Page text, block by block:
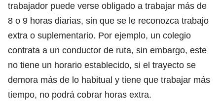
trabajador puede verse obligado a trabajar más de
8 o 9 horas diarias, sin que se le reconozca trabajo
extra o suplementario. Por ejemplo, un colegio
contrata a un conductor de ruta, sin embargo, este
no tiene un horario establecido, si el trayecto se
demora más de lo habitual y tiene que trabajar más
tiempo, no podrá cobrar horas extra.